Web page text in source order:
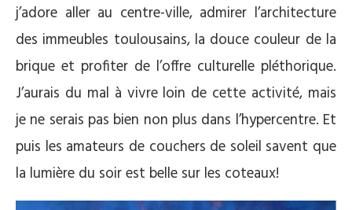
j’adore aller au centre-ville, admirer l’architecture
des immeubles toulousains, la douce couleur de la
brique et profiter de l’offre culturelle pléthorique.
J’aurais du mal à vivre loin de cette activité, mais
je ne serais pas bien non plus dans l’hypercentre. Et
puis les amateurs de couchers de soleil savent que
la lumière du soir est belle sur les coteaux!